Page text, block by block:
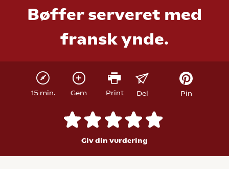
Bøffer serveret med
fransk ynde.
15 min. Gem Print Del Pin
Giv din vurdering